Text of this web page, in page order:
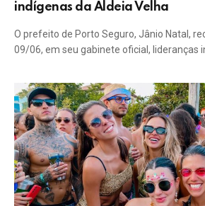
indígenas da Aldeia Velha
O prefeito de Porto Seguro, Jânio Natal,
09/06, em seu gabinete oficial, lideranças